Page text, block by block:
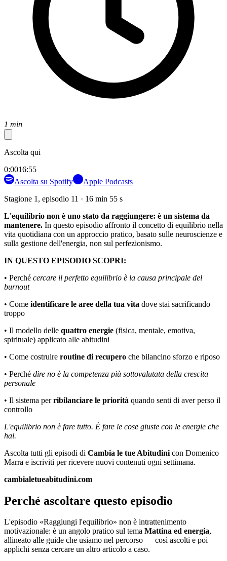
1 min
Ascolta qui
0:0016:55
Ascolta su Spotify
Apple Podcasts
Stagione 1, episodio 11 · 16 min 55 s
L'equilibrio non è uno stato da raggiungere: è un sistema da
mantenere. In questo episodio affronto il concetto di equilibrio nella
vita quotidiana con un approccio pratico, basato sulle neuroscienze e
sulla gestione dell'energia, non sul perfezionismo.
IN QUESTO EPISODIO SCOPRI:
• Perché cercare il perfetto equilibrio è la causa principale del
burnout
• Come identificare le aree della tua vita dove stai sacrificando
troppo
• Il modello delle quattro energie (fisica, mentale, emotiva,
spirituale) applicato alle abitudini
• Come costruire routine di recupero che bilancino sforzo e riposo
• Perché dire no è la competenza più sottovalutata della crescita
personale
• Il sistema perribilanciare le priorità quando senti di aver perso il
controllo
L'equilibrio non è fare tutto. È fare le cose giuste con le energie che
hai.
Ascolta tutti gli episodi di Cambia le tue Abitudini con Domenico
Marra e iscriviti per ricevere nuovi contenuti ogni settimana.
cambialetueabitudini.com
Perché ascoltare questo episodio
L'episodio «Raggiungi l'equilibrio» non è intrattenimento
motivazionale: è un angolo pratico sul tema Mattina ed energia,
allineato alle guide che usiamo nel percorso — così ascolti e poi
applichi senza cercare un altro articolo a caso.